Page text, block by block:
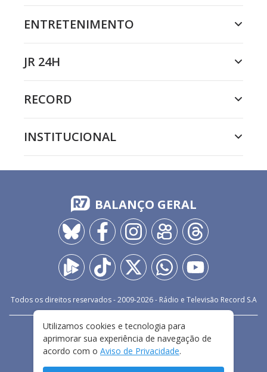
ENTRETENIMENTO
JR 24H
RECORD
INSTITUCIONAL
BALANÇO GERAL
Todos os direitos reservados - 2009-2026- Rádio e Televisão Record S.A
FALE CONOSCO
PRIVACIDADE
TERMOS E CONDIÇÕES DE USO
Utilizamos cookies e tecnologia para
aprimorar sua experiência de navegação de
acordo com o Aviso de Privacidade.